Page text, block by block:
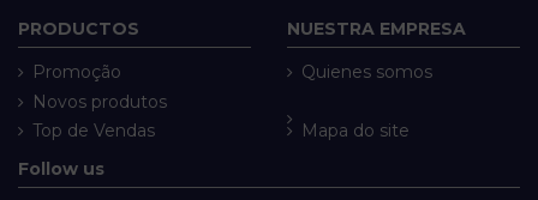
PRODUCTOS
Promoção
Novos produtos
Top de Vendas
NUESTRA EMPRESA
Quienes somos
Mapa do site
Follow us